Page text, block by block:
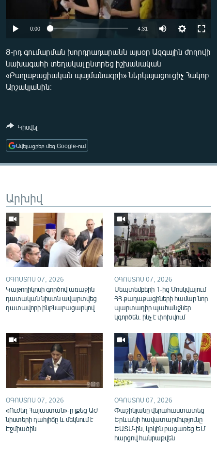
ՄԻՋԱԶԳԱՅԻՆ
ՄՇԱԿՈՒՅԹ
ՄԵԿՆԱԲԱՆՈՒԹՅՈՒՆ
ՏՏ ԵՒ ԻՆՏԵՐՆԵՏ
ՏԵՍԱՆՅՈՒԹԵՐ
ԲԱՆԱՎԵՃ
ՁԳՏԵԼՈՎ ԼԱՎԱԳՈՒՅՆԻՆ
Հայերեն
English
Русский
ՀԵՏԵՎԵՔ ՄԵԶ
«Ազատության» բոլոր կայքերը
Auto
0:00 4:31
480p
8-րդ գումարման խորդրադարանն այսօր Ազգային ժողովի
նախագահի տեղակալ ընտրեց իշխանական
«Քաղաքացիական պայմանագրի» ներկայացուցիչ Հակոբ
Արշակյանին։
Կիսվել
Ավելացրեք մեզ Google-ում
Արխիվ
ՕԳՈՍՏՈՍ 07, 2026
Կաթողիկոսի գործով առաջին
դատական նիստն ավարտվեց
դատավորի ինքնաբացարկով
ՕԳՈՍՏՈՍ 07, 2026
Սեպտեմբերի 1-ից Մոսկվայում
ՀՀ քաղաքացիների համար նոր
պարտադիր պահանջներ
կգործեն. ինչ է փոխվում
ՕԳՈՍՏՈՍ 07, 2026
«Ուժեղ Հայաստան»-ը լքեց ԱԺ
նիստերի դահլիճը և մեկնում է
Էջմիածին
ՕԳՈՍՏՈՍ 07, 2026
Փաշինյանը վերահաստատեց
Երևանի հավատարմությունը
ԵԱՏՄ-ին, կրկին բացառեց ԵՄ
հարցով հանրաքվեն